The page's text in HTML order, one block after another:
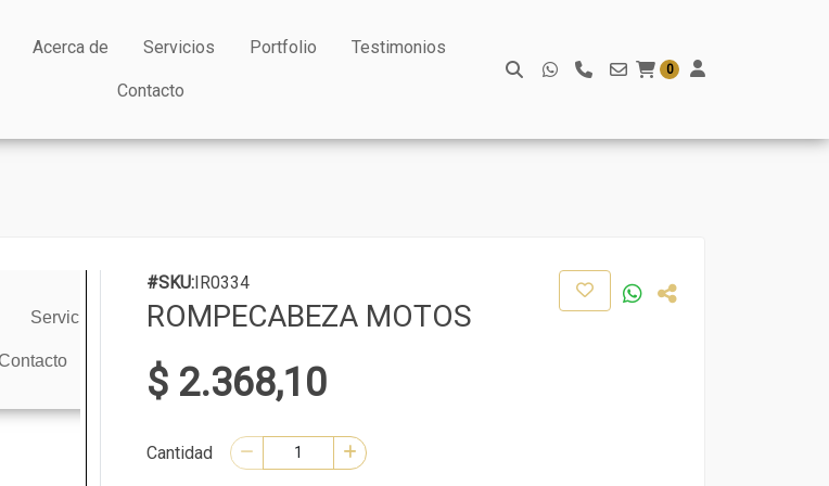
Acerca de Servicios Portfolio Testimonios
Contacto
0
#SKU:IR0334
ROMPECABEZA MOTOS
$ 2.368,10
Cantidad